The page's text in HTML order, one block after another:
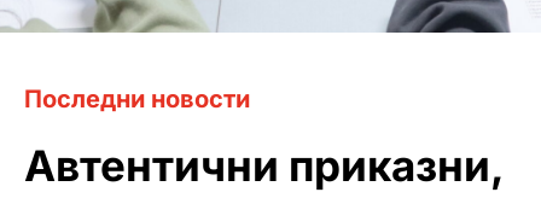
Последни новости
Автентични приказни,